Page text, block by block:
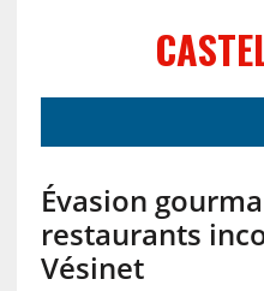
Évasion
restaurants
Vésinet